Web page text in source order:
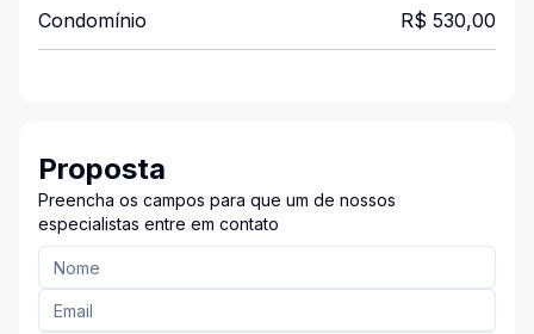
Condomínio R$ 530,00
Proposta
Preencha os campos para que um de nossos
especialistas entre em contato